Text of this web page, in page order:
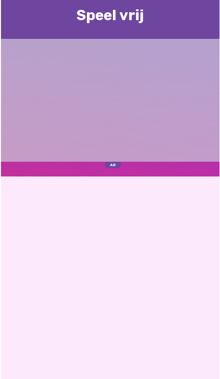
Speel vrij